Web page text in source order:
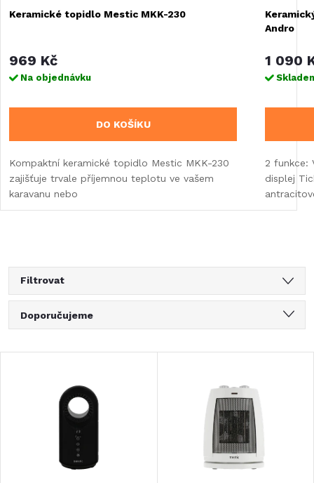
Keramické topidlo Mestic MKK-230
969 Kč
Na objednávku
DO KOŠÍKU
Kompaktní keramické topidlo Mestic MKK-230
zajišťuje trvale příjemnou teplotu ve vašem
karavanu nebo
Andro
1 090
2 funkce:
displej
Filtrovat
Ř
a
Doporučujeme
Nejprodávanější